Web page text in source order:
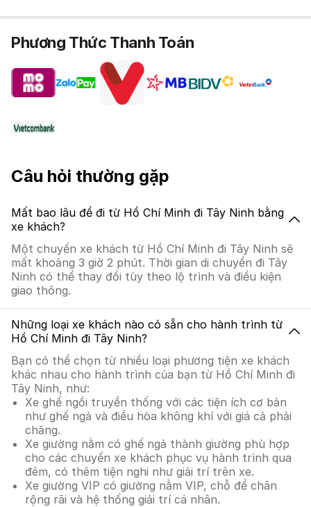
Phương Thức Thanh Toán
Câu hỏi thường gặp
Mất bao lâu để đi từ Hồ Chí Minh đi Tây Ninh bằng
xe khách?
Một chuyến xe khách từ Hồ Chí Minh đi Tây Ninh sẽ
mất khoảng 3 giờ 2 phút. Thời gian di chuyển đi Tây
Ninh có thể thay đổi tùy theo lộ trình và điều kiện
giao thông.
Những loại xe khách nào có sẵn cho hành trình từ
Hồ Chí Minh đi Tây Ninh?
Bạn có thể chọn từ nhiều loại phương tiện xe khách
khác nhau cho hành trình của bạn từ Hồ Chí Minh đi
Tây Ninh, như:
Xe ghế ngồi truyền thống với các tiện ích cơ bản
như ghế ngả và điều hòa không khí với giá cả phải
chăng.
Xe giường nằm có ghế ngả thành giường phù hợp
cho các chuyến xe khách phục vụ hành trình qua
đêm, có thêm tiện nghi như giải trí trên xe.
Xe giường VIP có giường nằm VIP, chỗ để chân
rộng rãi và hệ thống giải trí cá nhân.